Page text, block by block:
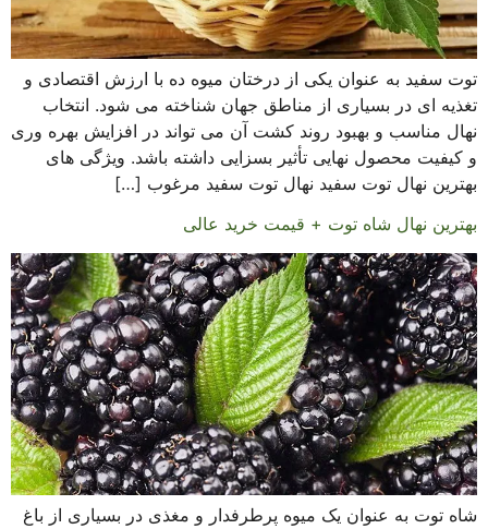
توت سفید به عنوان یکی از درختان میوه ده با ارزش اقتصادی و
تغذیه ای در بسیاری از مناطق جهان شناخته می شود. انتخاب
نهال مناسب و بهبود روند کشت آن می تواند در افزایش بهره وری
و کیفیت محصول نهایی تأثیر بسزایی داشته باشد. ویژگی های
بهترین نهال توت سفید نهال توت سفید مرغوب […]
بهترین نهال شاه توت + قیمت خرید عالی
شاه توت به عنوان یک میوه پرطرفدار و مغذی در بسیاری از باغ